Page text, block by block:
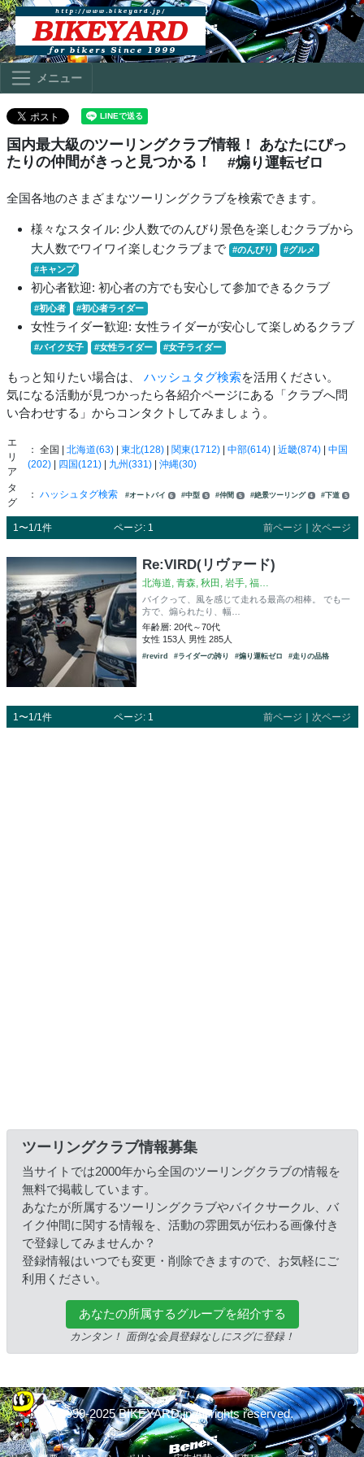
メニュー
国内最大級のツーリングクラブ情報！ あなたにぴっ
たりの仲間がきっと見つかる！
#煽り運転ゼロ
全国各地のさまざまなツーリングクラブを検索できます。
様々なスタイル: 少人数でのんびり景色を楽しむクラブから
大人数でワイワイ楽しむクラブまで
#のんびり
#グルメ
#キャンプ
初心者歓迎: 初心者の方でも安心して参加できるクラブ
#初心者 #初心者ライダー
女性ライダー歓迎: 女性ライダーが安心して楽しめるクラブ
#バイク女子 #女性ライダー #女子ライダー
もっと知りたい場合は、 ハッシュタグ検索を活用ください。
気になる活動が見つかったら各紹介ページにある「クラブへ問
い合わせする」からコンタクトしてみましょう。
エ
リ
ア
： 全国 | 北海道(63)| 東北(128)| 関東(1712)| 中部(614)| 近畿(874)| 中国
(202)| 四国(121)| 九州(331)| 沖縄(30)
タ
グ
： ハッシュタグ検索 #オートバイ 6 #中型 5 #仲間 5 #絶景ツーリング 4 #下道 5
1〜1/1件 ページ: 1 前ページ 次ページ
Re:VIRD(リヴァード)
北海道, 青森, 秋田, 岩手, 福…
バイクって、風を感じて走れる最高の相棒。 でも一
方で、煽られたり、幅…
年齢層: 20代～70代
女性 153人 男性 285人
#revird #ライダーの誇り #煽り運転ゼロ #走りの品格
1〜1/1件 ページ: 1 前ページ ｜ 次ページ
ツーリングクラブ情報募集
当サイトでは2000年から全国のツーリングクラブの情報を
無料で掲載しています。
あなたが所属するツーリングクラブやバイクサークル、バ
イク仲間に関する情報を、活動の雰囲気が伝わる画像付き
で登録してみませんか？
登録情報はいつでも変更・削除できますので、お気軽にご
利用ください。
あなたの所属するグループを紹介する
カンタン！ 面倒な会員登録なしにスグに登録！
© 1999-2025 BIKEYARD.jp All rights reserved.